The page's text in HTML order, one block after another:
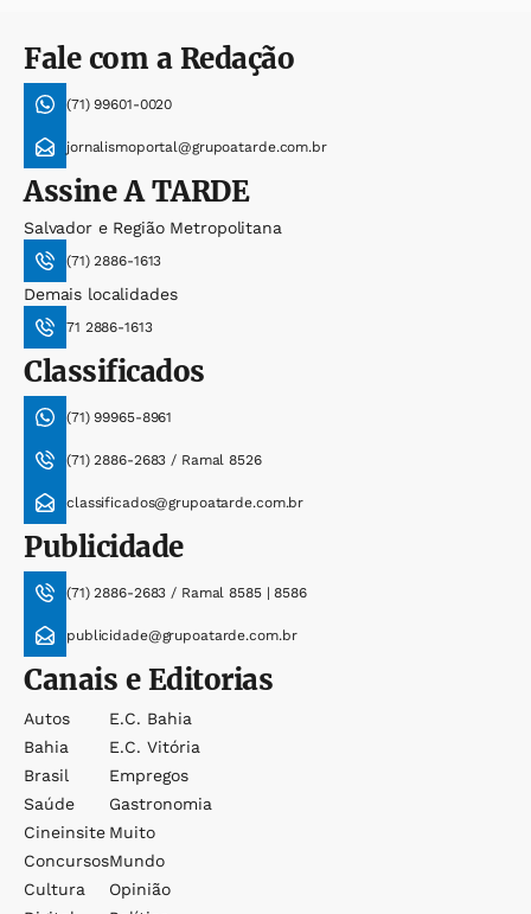
Fale com a Redação
(71) 99601-0020
jornalismoportal@grupoatarde.com.br
AssineA TARDE
Salvador e Região Metropolitana
(71) 2886-1613
Demais localidades
71 2886-1613
Classificados
(71) 99965-8961
(71) 2886-2683 / Ramal 8526
classificados@grupoatarde.com.br
Publicidade
(71) 2886-2683 / Ramal 8585 | 8586
publicidade@grupoatarde.com.br
Canais e Editorias
Autos
Bahia
Brasil
Saúde
Cineinsite
Concursos
Cultura
E.c. Bahia
E.c. Vitória
Empregos
Gastronomia
Muito
Mundo
Opinião